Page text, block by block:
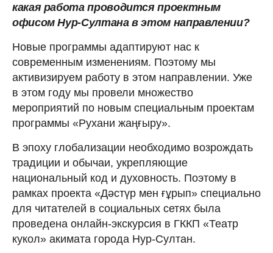
какая работа проводится проектным
офисом Нур-Султана в этом направлении?
Новые программы адаптируют нас к
современным изменениям. Поэтому мы
активизируем работу в этом направлении. Уже
в этом году мы провели множество
мероприятий по новым специальным проектам
программы «Рухани жаңғыру».
В эпоху глобализации необходимо возрождать
традиции и обычаи, укрепляющие
национальный код и духовность. Поэтому в
рамках проекта «Дəстүр мен ғұрып» специально
для читателей в социальных сетях была
проведена онлайн-экскурсия в ГККП «Театр
кукол» акимата города Нур-Султан.